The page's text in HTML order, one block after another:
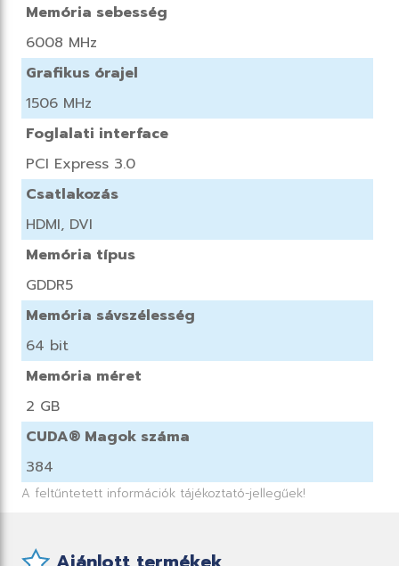
Memória sebesség
6008 MHz
Grafikus órajel
1506 MHz
Foglalati interface
PCI Express 3.0
Csatlakozás
HDMI, DVI
Memória típus
GDDR5
Memória sávszélesség
64 bit
Memória méret
2 GB
CUDA® Magok száma
384
A feltűntetett információk tájékoztató-jellegűek!